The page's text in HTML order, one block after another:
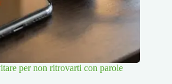
per non ritrovarti con parole